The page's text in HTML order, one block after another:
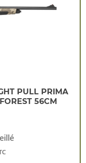
PULL PRIMA
56CM